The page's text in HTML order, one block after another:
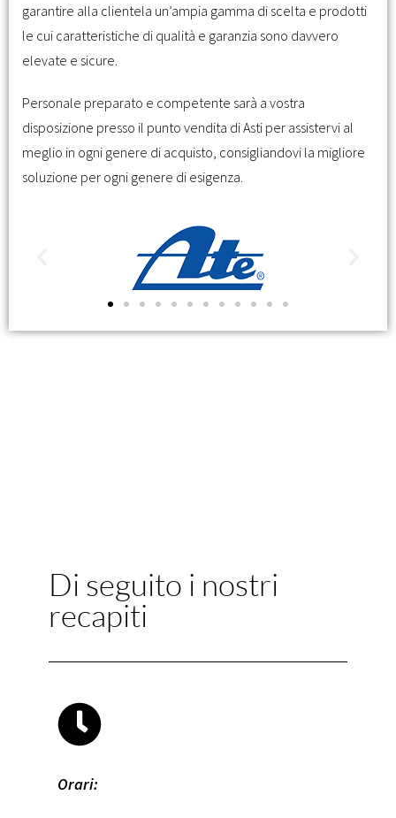
garantire alla clientela un’ampia gamma di scelta e prodotti
le cui caratteristiche di qualità e garanzia sono davvero
elevate e sicure.
Personale preparato e competente sarà a vostra
disposizione presso il punto vendita di Asti per assistervi al
meglio in ogni genere di acquisto, consigliandovi la migliore
soluzione per ogni genere di esigenza.
Di seguito i nostri
recapiti
Orari: